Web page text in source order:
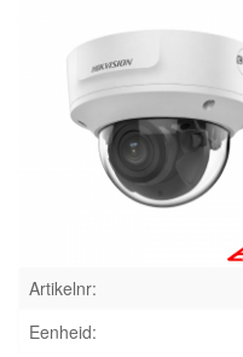
INLOGGEN
Artikelnr:
Eenheid: